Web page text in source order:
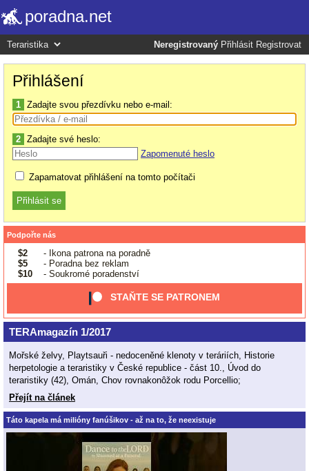
poradna.net
Neregistrovaný Přihlásit Registrovat
Přihlášení
1 Zadajte svou přezdívku nebo e-mail:
2 Zadajte své heslo:
Zapomenuté heslo
Zapamatovat přihlášení na tomto počítači
Podpořte nás
$2
- Ikona patrona na poradně
$5
- Poradna bez reklam
$10
- Soukromé poradenství
STAŇTE SE PATRONEM
TERAmagazín 1/2017
Mořské želvy, Playtsauři - nedoceněné klenoty v teráriích, Historie
herpetologie a teraristiky v České republice - část 10., Úvod do
teraristiky (42), Omán, Chov rovnakonôžok rodu Porcellio;
Přejít na článek
Táto kapela má milióny fanúšikov - až na to, že neexistuje